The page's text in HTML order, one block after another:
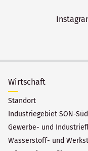
Wirtschaft
Standort
Industriegebiet SON-Süd
Gewerbe- und
Wasserstoff- und